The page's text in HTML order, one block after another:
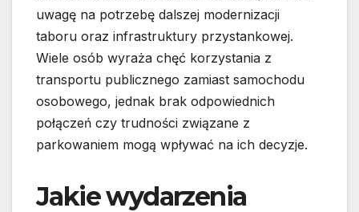
uwagę na potrzebę dalszej modernizacji
taboru oraz infrastruktury przystankowej.
Wiele osób wyraża chęć korzystania z
transportu publicznego zamiast samochodu
osobowego, jednak brak odpowiednich
połączeń czy trudności związane z
parkowaniem mogą wpływać na ich decyzje.
Jakie wydarzenia